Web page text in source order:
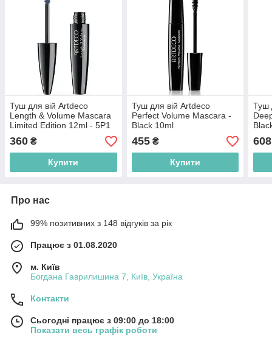
Туш для вій Artdeco
Length & Volume Mascara
Limited Edition 12ml - 5P1
Powder Blue
(4052136247596)
360 ₴
Купити
Туш для вій Artdeco
Perfect Volume Mascara -
Black 10ml
(4019674210215)
455₴
Купити
Туш
608
Про нас
99% позитивних з 148 відгуків за рік
Працює з 01.08.2020
м. Київ
Богдана Гаврилишина 7, Київ, Україна
Контакти
Сьогодні працює з 09:00 до 18:00
Показати весь графік роботи